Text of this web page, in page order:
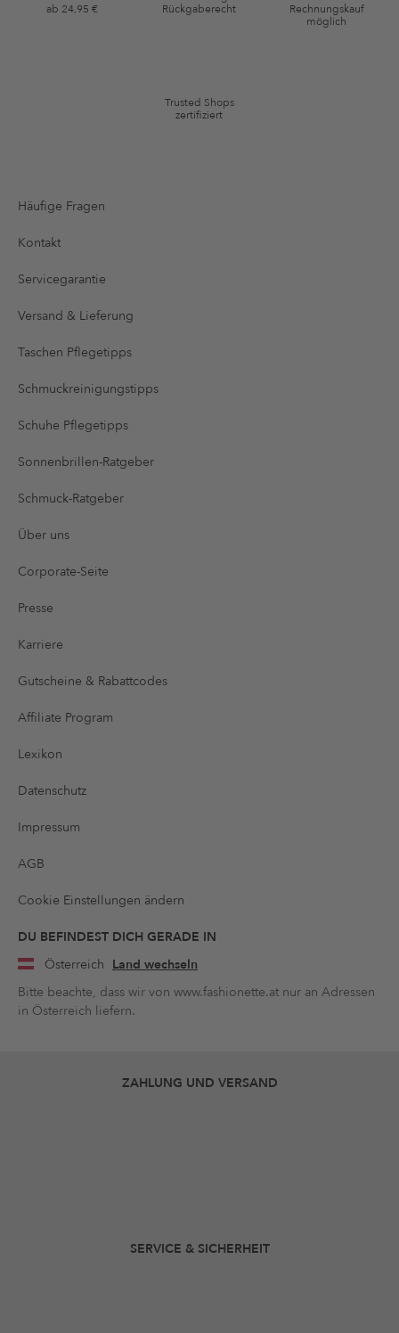
*Gutschein ab Anmeldung 60 Tage einmalig anwendbar. Nicht gültig auf
ab 24,95 €
Rückgaberecht
Rechnungskauf
möglich
Trusted Shops
zertifiziert
Häufige Fragen
Kontakt
Servicegarantie
Versand & Lieferung
Taschen Pflegetipps
Schmuckreinigungstipps
Schuhe Pflegetipps
Sonnenbrillen-Ratgeber
Schmuck-Ratgeber
Über uns
Corporate-Seite
Presse
Karriere
Gutscheine & Rabattcodes
Affiliate Program
Lexikon
Datenschutz
Impressum
AGB
Cookie Einstellungen ändern
DU BEFINDEST DICH GERADE IN
Österreich Land wechseln
Bitte beachte, dass wir von www.fashionette.at nur an Adressen
in Österreich liefern.
ZAHLUNG UND VERSAND
SERVICE & SICHERHEIT